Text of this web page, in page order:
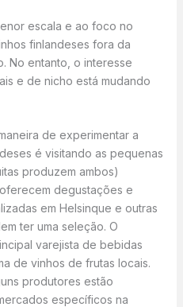
escala e ao foco no
finlandeses fora da
No entanto, o interesse
e de nicho está mudando
de experimentar a
é visitando as pequenas
produzem ambos)
degustações e
em Helsinque e outras
ter uma seleção. O
varejista de bebidas
de vinhos de frutas locais.
produtores estão
específicos na